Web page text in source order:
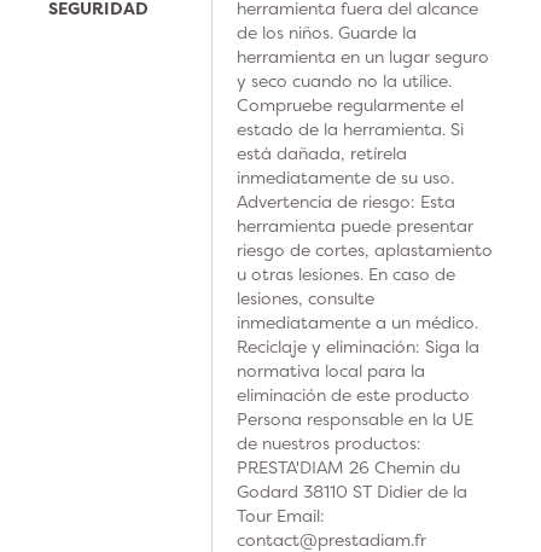
SEGURIDAD
herramienta fuera del alcance
de los niños. Guarde la
herramienta en un lugar seguro
y seco cuando no la utilice.
Compruebe regularmente el
estado de la herramienta. Si
está dañada, retírela
inmediatamente de su uso.
Advertencia de riesgo: Esta
herramienta puede presentar
riesgo de cortes, aplastamiento
u otras lesiones. En caso de
lesiones, consulte
inmediatamente a un médico.
Reciclaje y eliminación: Siga la
normativa local para la
eliminación de este producto
Persona responsable en la UE
de nuestros productos:
PRESTA'DIAM 26 Chemin du
Godard 38110 ST Didier de la
Tour Email:
contact@prestadiam.fr